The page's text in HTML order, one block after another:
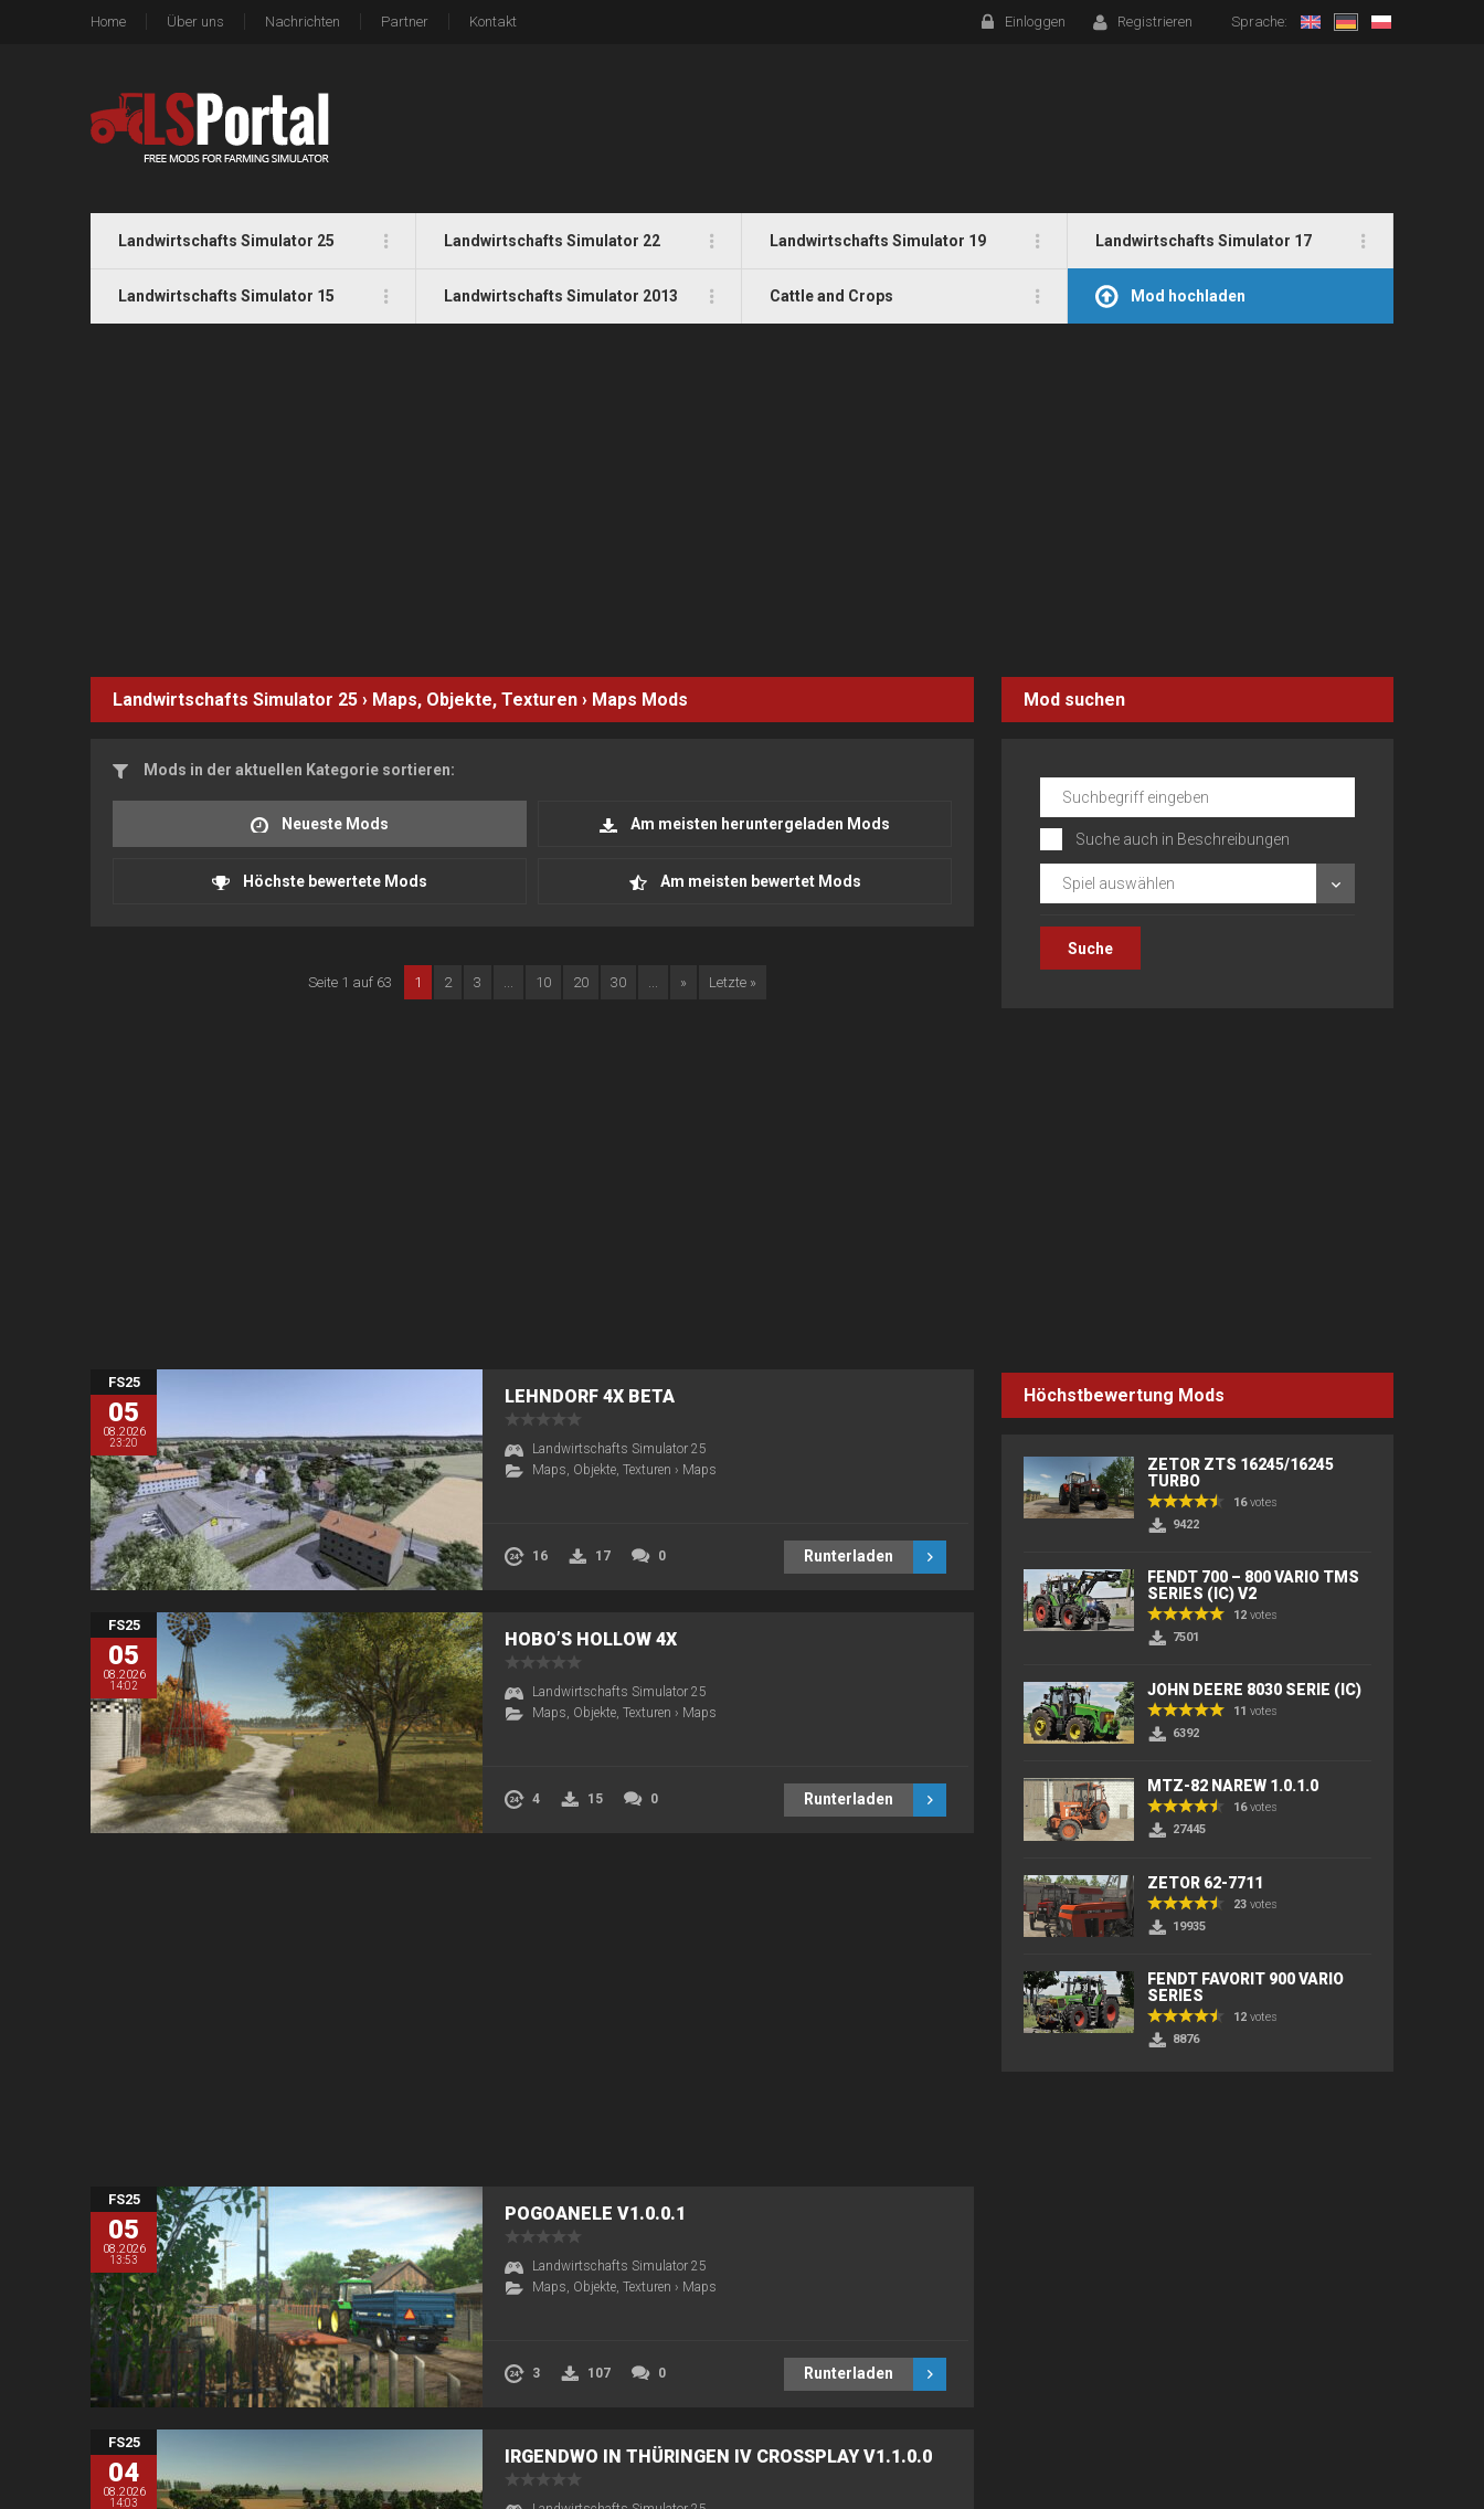
Home Über uns Nachrichten Partner Kontakt Einloggen Registrieren Sprache:
Landwirtschafts Simulator 25 Landwirtschafts Simulator 22 Landwirtschafts Simulator 19 Landwirtschafts Simulator 17
Landwirtschafts Simulator 15 Landwirtschafts Simulator 2013 Cattle and Crops Mod hochladen
Landwirtschafts Simulator 25 › Maps, Objekte, Texturen › Maps Mods
Mods in der aktuellen Kategorie sortieren:
Neueste Mods Am meisten heruntergeladen Mods
Höchste bewertete Mods Am meisten bewertet Mods
Seite 1 auf 63 1 2 3 ... 10 20 30 ... » Letzte »
FS25
05
08.2026
23:20
LEHNDORF 4X BETA
Landwirtschafts Simulator 25
Maps, Objekte, Texturen › Maps
16 17 0 Runterladen
FS25
05
08.2026
14:02
HOBO’S HOLLOW 4X
Landwirtschafts Simulator 25
Maps, Objekte, Texturen › Maps
4 15 0 Runterladen
FS25
05
08.2026
13:53
POGOANELE V1.0.0.1
Landwirtschafts Simulator 25
Maps, Objekte, Texturen › Maps
3 107 0 Runterladen
FS25
04
08.2026
14:03
IRGENDWO IN THÜRINGEN IV CROSSPLAY V1.1.0.0
Mod suchen
Suche auch in Beschreibungen
Spiel auswählen
Höchstbewertung Mods
ZETOR ZTS 16245/16245
TURBO
16votes
9422
FENDT 700 – 800 VARIO TMS
SERIES (IC) V2
12 votes
7501
JOHN DEERE 8030 SERIE (IC)
11 votes
6392
MTZ-82 NAREW 1.0.1.0
16votes
27445
ZETOR 62-7711
23 votes
19935
FENDT FAVORIT 900 VARIO
SERIES
12 votes
8876